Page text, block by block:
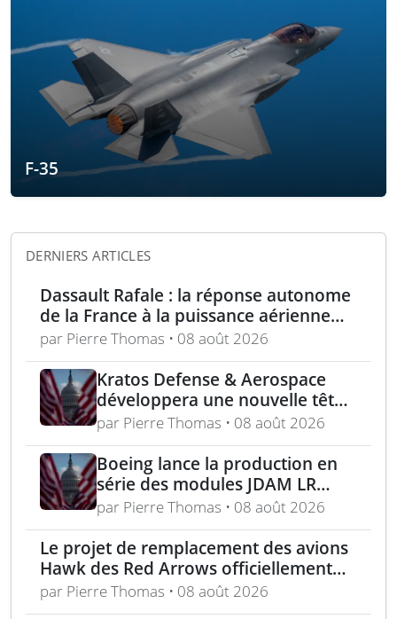
F-35
DERNIERS ARTICLES
Dassault Rafale : la réponse autonome
de la France à la puissance aérienne
moderne
par Pierre Thomas • 08 août 2026
Kratos Defense & Aerospace
développera une nouvelle tête
chercheuse pour les missiles
FGM-148 Javelin
par Pierre Thomas • 08 août 2026
Boeing lance la production en
série des modules JDAM LR
pour frappes de précision
longue portée
par Pierre Thomas • 08 août 2026
Le projet de remplacement des avions
Hawk des Red Arrows officiellement
lancé
par Pierre Thomas • 08 août 2026